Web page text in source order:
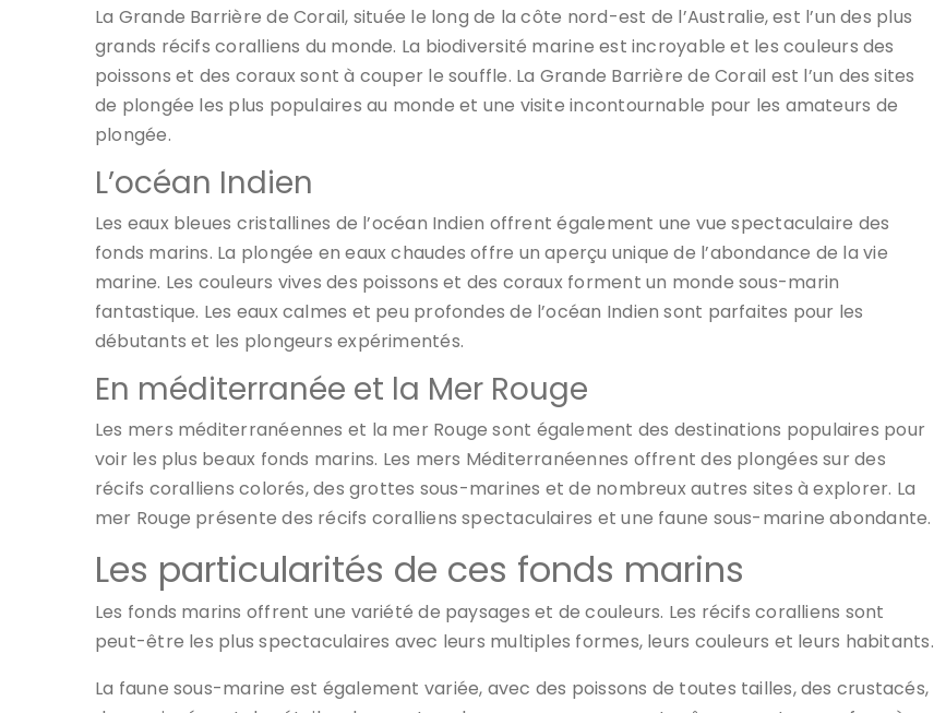
La Grande Barrière de Corail, située le long de la côte nord-est de l’Australie, est l’un des plus
grands récifs coralliens du monde. La biodiversité marine est incroyable et les couleurs des
poissons et des coraux sont à couper le souffle. La Grande Barrière de Corail est l’un des sites
de plongée les plus populaires au monde et une visite incontournable pour les amateurs de
plongée.
L’océan Indien
Les eaux bleues cristallines de l’océan Indien offrent également une vue spectaculaire des
fonds marins. La plongée en eaux chaudes offre un aperçu unique de l’abondance de la vie
marine. Les couleurs vives des poissons et des coraux forment un monde sous-marin
fantastique. Les eaux calmes et peu profondes de l’océan Indien sont parfaites pour les
débutants et les plongeurs expérimentés.
En méditerranée et la Mer Rouge
Les mers méditerranéennes et la mer Rouge sont également des destinations populaires pour
voir les plus beaux fonds marins. Les mers Méditerranéennes offrent des plongées sur des
récifs coralliens colorés, des grottes sous-marines et de nombreux autres sites à explorer. La
mer Rouge présente des récifs coralliens spectaculaires et une faune sous-marine abondante.
Les particularités de ces fonds marins
Les fonds marins offrent une variété de paysages et de couleurs. Les récifs coralliens sont
peut-être les plus spectaculaires avec leurs multiples formes, leurs couleurs et leurs habitants.
La faune sous-marine est également variée, avec des poissons de toutes tailles, des crustacés,